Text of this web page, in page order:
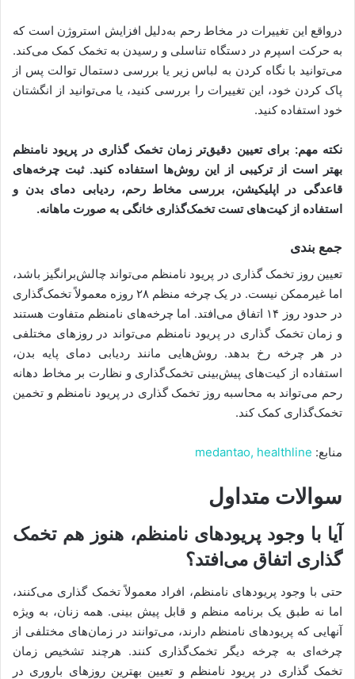
درواقع این تغییرات در مخاط رحم به‌دلیل افزایش استروژن است که
به حرکت اسپرم در دستگاه تناسلی و رسیدن به تخمک کمک می‌کند.
می‌توانید با نگاه کردن به لباس زیر یا بررسی دستمال توالت پس از
پاک کردن خود، این تغییرات را بررسی کنید، یا می‌توانید از انگشتان
خود استفاده کنید.
نکته مهم: برای تعیین دقیق‌تر زمان تخمک گذاری در پریود نامنظم
بهتر است از ترکیبی از این روش‌ها استفاده کنید. ثبت چرخه‌های
قاعدگی در اپلیکیشن، بررسی مخاط رحم، ردیابی دمای بدن و
استفاده از کیت‌های تست تخمک‌گذاری خانگی به صورت ماهانه.
جمع‌ بندی
تعیین روز تخمک گذاری در پریود نامنظم می‌تواند چالش‌برانگیز باشد،
اما غیرممکن نیست. در یک چرخه منظم ۲۸ روزه معمولاً تخمک‌گذاری
در حدود روز ۱۴ اتفاق می‌افتد. اما چرخه‌های نامنظم متفاوت هستند
و زمان تخمک گذاری در پریود نامنظم می‌تواند در روزهای مختلفی
در هر چرخه رخ بدهد. روش‌هایی مانند ردیابی دمای پایه بدن،
استفاده از کیت‌های پیش‌بینی تخمک‌گذاری و نظارت بر مخاط دهانه
رحم می‌تواند به محاسبه روز تخمک گذاری در پریود نامنظم و تخمین
تخمک‌گذاری کمک کند.
منابع: medantao, healthline
سوالات متداول
آیا با وجود پریودهای نامنظم، هنوز هم تخمک‌
گذاری اتفاق می‌افتد؟
حتی با وجود پریودهای نامنظم، افراد معمولاً تخمک‌ گذاری می‌کنند،
اما نه طبق یک برنامه منظم و قابل پیش‌ بینی. همه زنان، به ویژه
آنهایی که پریودهای نامنظم دارند، می‌توانند در زمان‌های مختلفی از
چرخه‌ای به چرخه دیگر تخمک‌گذاری کنند. هرچند تشخیص زمان
تخمک گذاری در پریود نامنظم و تعیین بهترین روزهای باروری در